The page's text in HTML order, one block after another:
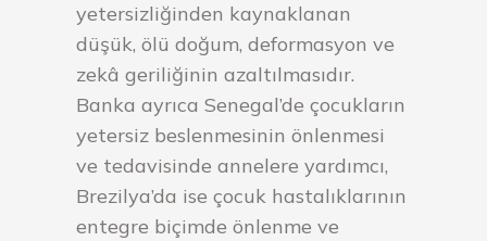
yetersizliğinden kaynaklanan
düşük, ölü doğum, deformasyon ve
zekâ geriliğinin azaltılmasıdır.
Banka ayrıca Senegal’de çocukların
yetersiz beslenmesinin önlenmesi
ve tedavisinde annelere yardımcı,
Brezilya’da ise çocuk hastalıklarının
entegre biçimde önlenme ve